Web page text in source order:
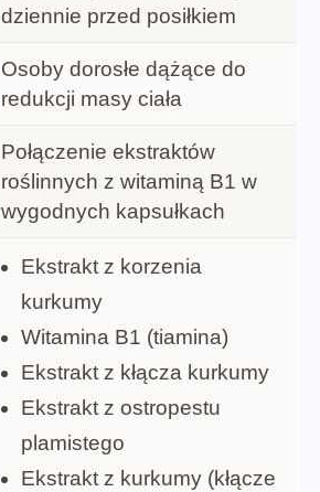
dziennie przed posiłkiem
Osoby dorosłe dążące do
redukcji masy ciała
Połączenie ekstraktów
roślinnych z witaminą B1 w
wygodnych kapsułkach
Ekstrakt z korzenia
kurkumy
Witamina B1 (tiamina)
Ekstrakt z kłącza kurkumy
Ekstrakt z ostropestu
plamistego
Ekstrakt z kurkumy (kłącze